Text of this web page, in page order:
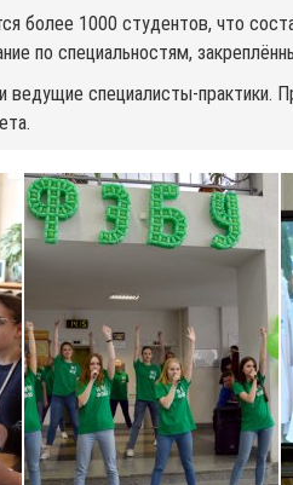
более 1000 студентов, что
по специальностям,
специалисты-практики.